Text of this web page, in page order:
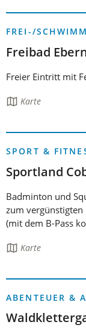
FREI-/
Freibad
Freier Eintritt mit
Die Karte
SPORT &
Sportland
Badminton und
zum vergünstigten
(mit dem B-Pass
Die Karte
ABENTEUER &